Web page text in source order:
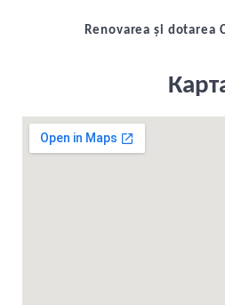
Renovarea și dotarea